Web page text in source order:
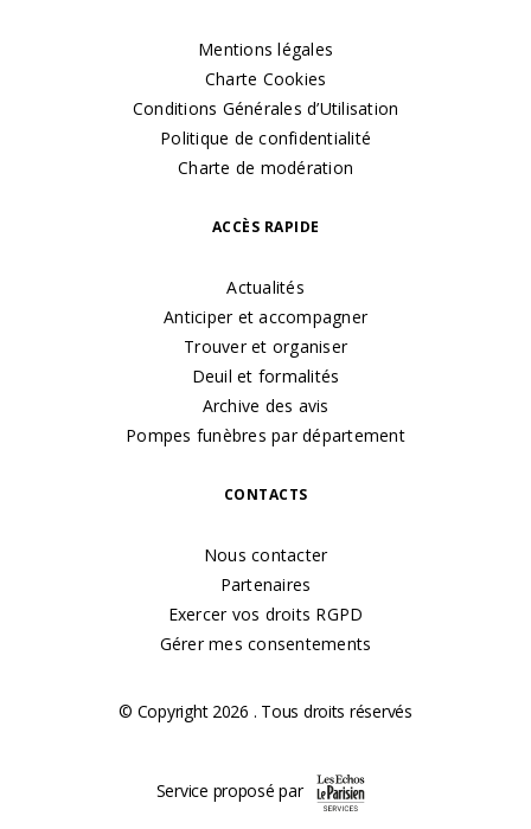
Mentions légales
Charte Cookies
Conditions Générales d’Utilisation
Politique de confidentialité
Charte de modération
ACCÈS RAPIDE
Actualités
Anticiper et accompagner
Trouver et organiser
Deuil et formalités
Archive des avis
Pompes funèbres par département
CONTACTS
Nous contacter
Partenaires
Exercer vos droits RGPD
Gérer mes consentements
© Copyright 2026 . Tous droits réservés
Service proposé par